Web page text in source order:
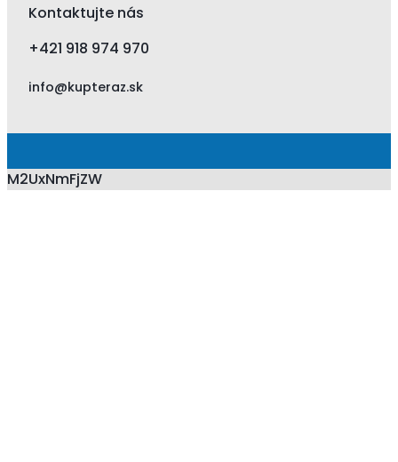
Kontaktujte nás
+421 918 974 970
info@kupteraz.sk
M2UxNmFjZW